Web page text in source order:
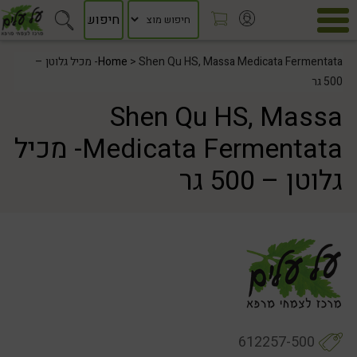
Home> Shen Qu HS, Massa Medicata Fermentata- מכיל גלוטן –
500 גר
Shen Qu HS, Massa
Medicata Fermentata- מכיל
גלוטן – 500 גר
612257-500